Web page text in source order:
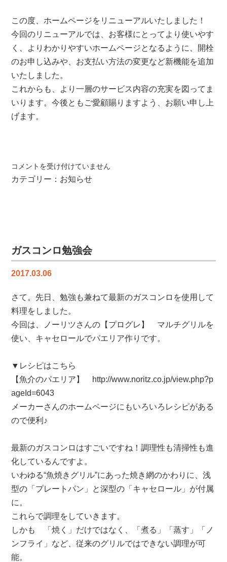
この度、ホームページをリニューアルいたしました！
今回のリニューアルでは、お客様にとってより使いやす
く、よりわかりやすいホームページとなるように、開栓
のお申し込みや、お支払い方法の変更など新機能を追加
いたしました。
これからも、より一層のサービス内容の充実を図ってま
いります。今後ともご愛顧賜りますよう、お願い申し上
げます。
ホ
ー
リ
ニ
ュ
ア
ル
い
た
し
し
た！
コメントを受け付けていません
カテゴリー： お知らせ
ガスコンロ勉強会
2017.03.06
さて。先日、勉強も兼ねて最新のガスコンロを使用して
料理をしました。
今回は、ノーリツさんの【プログレ】 マルチグリルを
使い、キャセロールでパエリア作りです。
▼レシピはこちら
【魚介のパエリア】 http://www.noritz.co.jp/view.php?p
ageId=6043
メーカーさんのホームページにもいろいろレシピがある
ので便利♪
最新のガスコンロはすごいですね！調理性も清掃性も進
化しているんですよ。
いわゆる“魚焼きグリル”にあった焼き網のかわりに、浅
型の「プレートパン」と深型の「キャセロール」が付属
に。
これらで調理をしていきます。
しかも 「焼く」だけではなく、「煮る」「蒸す」「ノ
ンフライ」など、従来のグリルではできない調理が可
能。